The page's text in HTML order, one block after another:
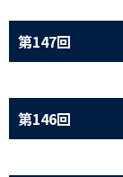
第147回
第146回